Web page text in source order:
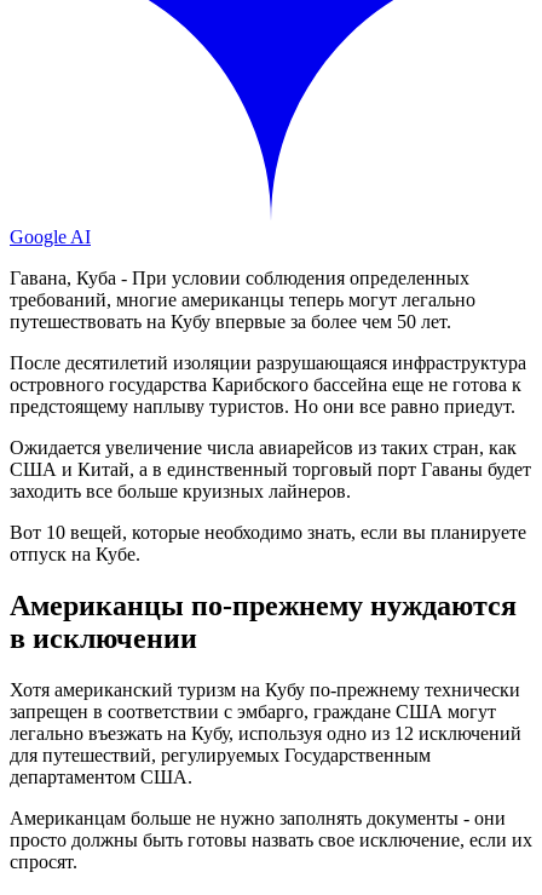
Google AI
Гавана, Куба - При условии соблюдения определенных
требований, многие американцы теперь могут легально
путешествовать на Кубу впервые за более чем 50 лет.
После десятилетий изоляции разрушающаяся инфраструктура
островного государства Карибского бассейна еще не готова к
предстоящему наплыву туристов. Но они все равно приедут.
Ожидается увеличение числа авиарейсов из таких стран, как
США и Китай, а в единственный торговый порт Гаваны будет
заходить все больше круизных лайнеров.
Вот 10 вещей, которые необходимо знать, если вы планируете
отпуск на Кубе.
Американцы по-прежнему нуждаются
в исключении
Хотя американский туризм на Кубу по-прежнему технически
запрещен в соответствии с эмбарго, граждане США могут
легально въезжать на Кубу, используя одно из 12 исключений
для путешествий, регулируемых Государственным
департаментом США.
Американцам больше не нужно заполнять документы - они
просто должны быть готовы назвать свое исключение, если их
спросят.